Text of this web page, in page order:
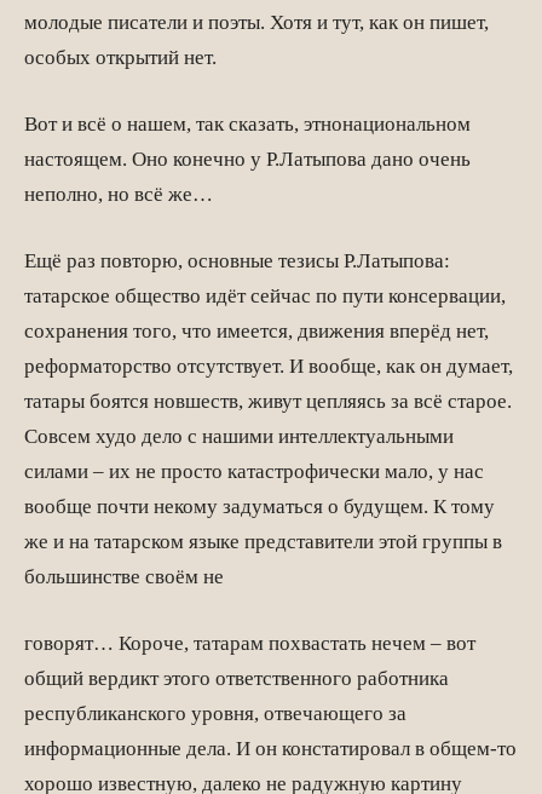
молодые писатели и поэты. Хотя и тут, как он пишет,
особых открытий нет.
Вот и всё о нашем, так сказать, этнонациональном
настоящем. Оно конечно у Р.Латыпова дано очень
неполно, но всё же…
Ещё раз повторю, основные тезисы Р.Латыпова:
татарское общество идёт сейчас по пути консервации,
сохранения того, что имеется, движения вперёд нет,
реформаторство отсутствует. И вообще, как он думает,
татары боятся новшеств, живут цепляясь за всё старое.
Совсем худо дело с нашими интеллектуальными
силами – их не просто катастрофически мало, у нас
вообще почти некому задуматься о будущем. К тому
же и на татарском языке представители этой группы в
большинстве своём не
говорят… Короче, татарам похвастать нечем – вот
общий вердикт этого ответственного работника
республиканского уровня, отвечающего за
информационные дела. И он констатировал в общем-то
хорошо известную, далеко не радужную картину